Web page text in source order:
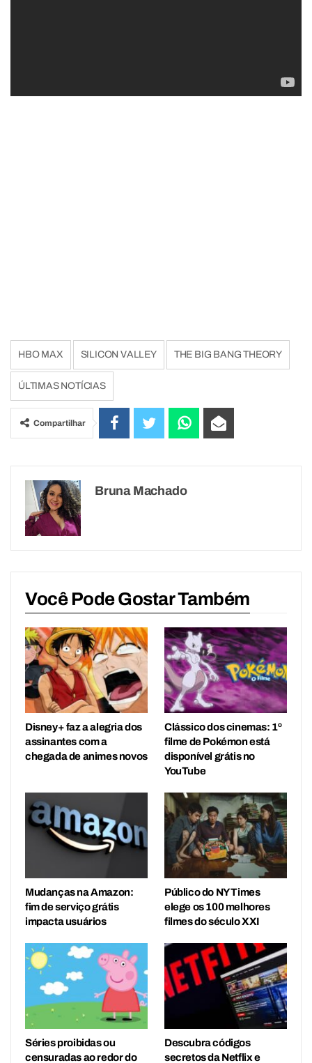
HBO MAX SILICON VALLEY THE BIG BANG THEORY
ÚLTIMAS NOTÍCIAS
Compartilhar
Bruna Machado
Você Pode Gostar Também
Disney+ faz a alegria dos
assinantes com a
chegada de animes novos
Clássico dos cinemas: 1º
filme de Pokémon está
disponível grátis no
YouTube
Mudanças na Amazon:
fim de serviço grátis
impacta usuários
Público do NY Times
elege os 100 melhores
filmes do século XXI
Séries proibidas ou
censuradas ao redor do
Descubra códigos
secretos da Netflix e